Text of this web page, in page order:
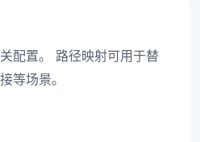
配置。 路径映射可用于替
等场景。